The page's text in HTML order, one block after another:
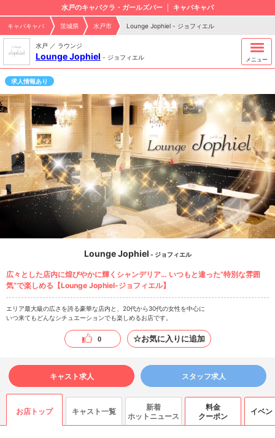
水戸のキャバクラ・ガールズバー キャバキャバ
キャバキャバ 茨城県 水戸市 Lounge Jophiel - ジョフィエル
水戸 ／ ラウンジ
Lounge Jophiel - ジョフィエル メニュー
求人情報あり
Lounge Jophiel - ジョフィエル
広々とした店内に煌びやかに輝くシャンデリア… いつもと違った”特別な雰囲
気”で楽しめる【Lounge Jophiel-ジョフィエル】
エリア最大級の広さを誇る豪華な店内と、20代から30代の女性を中心に
いつ来てもどんなシチュエーションでも楽しめるお店です。
0 ☆お気に入りに追加
キャスト求人 スタッフ求人
お店トップ キャスト一覧
新着
ホットニュース
料金
クーポン
イベン